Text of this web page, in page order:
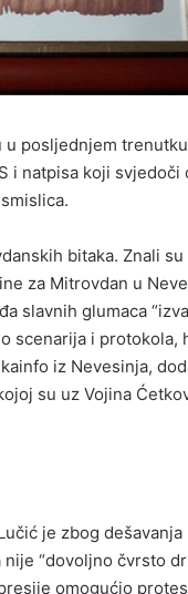
u posljednjem trenutku
i natpisa koji svjedoči
bitaka. Znali su
za Mitrovdan u
slavnih glumaca
scenarija i protokola,
iz Nevesinja,
su uz Vojina
je zbog dešavanja
“dovoljno čvrsto
omogućio